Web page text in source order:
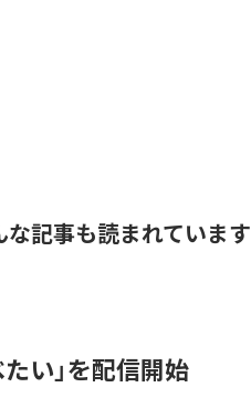
な記事も読まれています
い」を配信開始